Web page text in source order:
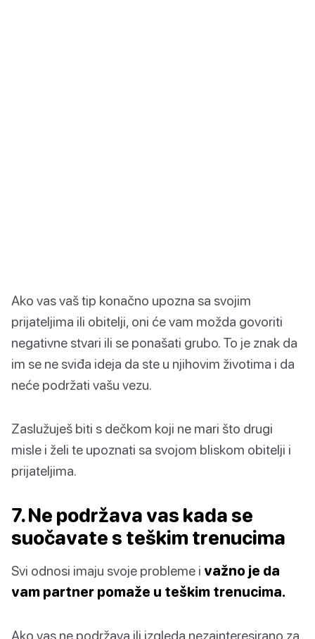
Ako vas vaš tip konačno upozna sa svojim
prijateljima ili obitelji, oni će vam možda govoriti
negativne stvari ili se ponašati grubo. To je znak da
im se ne sviđa ideja da ste u njihovim životima i da
neće podržati vašu vezu.
Zaslužuješ biti s dečkom koji ne mari što drugi
misle i želi te upoznati sa svojom bliskom obitelji i
prijateljima.
7. Ne podržava vas kada se
suočavate s teškim trenucima
Svi odnosi imaju svoje probleme i važno je da
vam partner pomaže u teškim trenucima.
Ako vas ne podržava ili izgleda nezainteresirano za